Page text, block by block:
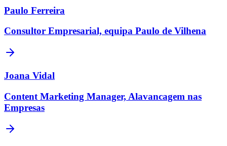
Paulo Ferreira
Consultor Empresarial, equipa Paulo de Vilhena
Joana Vidal
Content Marketing Manager, Alavancagem nas
Empresas